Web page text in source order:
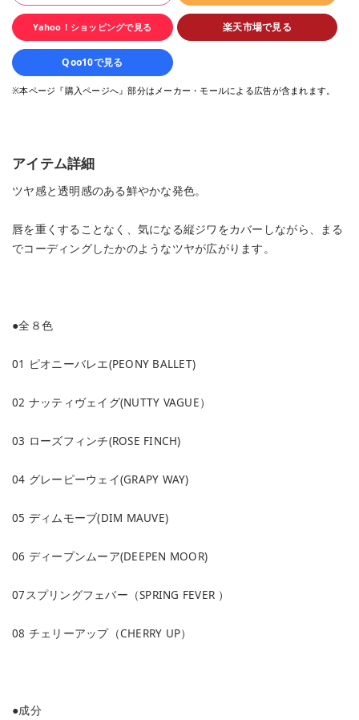
Yahoo！ショッピングで見る 楽天市場で見る
Qoo10で見る
※本ページ『購入ページへ』部分はメーカー・モールによる広告が含まれます。
アイテム詳細
ツヤ感と透明感のある鮮やかな発色。
唇を重くすることなく、気になる縦ジワをカバーしながら、まる
でコーディングしたかのようなツヤが広がります。
●全８色
01 ピオニーバレエ(PEONY BALLET)
02 ナッティヴェイグ(NUTTY VAGUE）
03 ローズフィンチ(ROSE FINCH)
04 グレーピーウェイ(GRAPY WAY)
05 ディムモーブ(DIM MAUVE)
06 ディープンムーア(DEEPEN MOOR)
07スプリングフェバー（SPRING FEVER ）
08 チェリーアップ（CHERRY UP）
●成分